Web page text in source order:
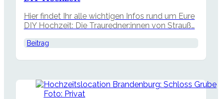
Hier findet Ihr alle wichtigen Infos rund um Eure
DIY Hochzeit: Die Trauredner:innen von Strauß…
Beitrag
Foto: Privat